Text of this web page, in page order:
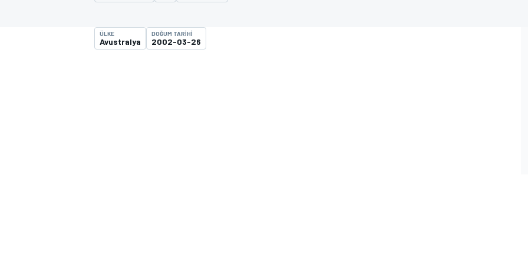
ÜLKE
Avustralya
DOĞUM TARIHI
2002-03-26